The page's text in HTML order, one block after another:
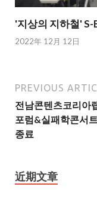
'지상의 지하철'
2022年 12月 12日
PREVIOUS
전남콘텐츠코리아
포럼&실패학콘서
종료
近期文章